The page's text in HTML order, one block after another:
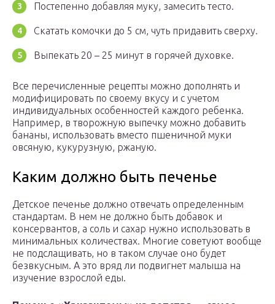
Постепенно добавляя муку, замесить тесто.
Скатать комочки до 5 см, чуть придавить сверху.
Выпекать 20 – 25 минут в горячей духовке.
Все перечисленные рецепты можно дополнять и
модифицировать по своему вкусу и с учетом
индивидуальных особенностей каждого ребенка.
Например, в творожную выпечку можно добавить
бананы, использовать вместо пшеничной муки
овсяную, кукурузную, ржаную.
Каким должно быть печенье
Детское печенье должно отвечать определенным
стандартам. В нем не должно быть добавок и
консервантов, а соль и сахар нужно использовать в
минимальных количествах. Многие советуют вообще
не подслащивать, но в таком случае оно будет
безвкусным. А это вряд ли подвигнет малыша на
изучение взрослой еды.